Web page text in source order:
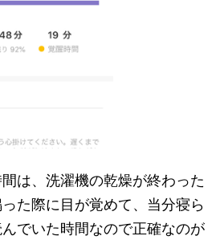
は、洗濯機の乾燥が終わった
た際に目が覚めて、当分寝ら
でいた時間なので正確なのが